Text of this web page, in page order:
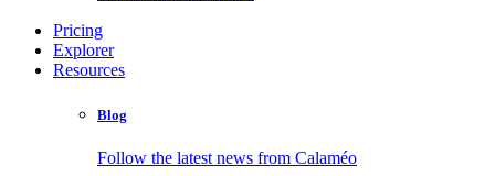
Pricing
Explorer
Resources
Blog
Follow the latest news from Calaméo